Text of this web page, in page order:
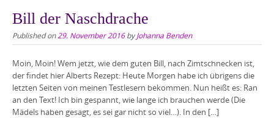
Bill der Naschdrache
Published on29. November 2016byJohanna Benden
Moin, Moin! Wem jetzt, wie dem guten Bill, nach Zimtschnecken ist,
der findet hier Alberts Rezept: Heute Morgen habe ich übrigens die
letzten Seiten von meinen Testlesern bekommen. Nun heißt es: Ran
an den Text! Ich bin gespannt, wie lange ich brauchen werde (Die
Mädels haben gesagt, es sei gar nicht so viel…). In den […]